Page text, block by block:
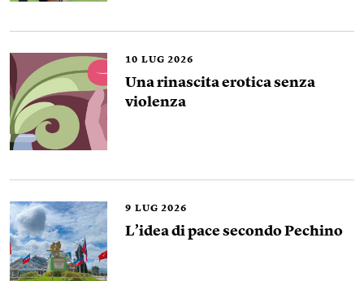
10 LUG 2026
Una rinascita erotica senza
violenza
9 LUG 2026
L’idea di pace secondo Pechino